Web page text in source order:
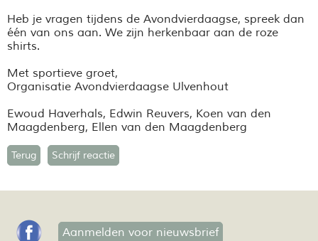
Heb je vragen tijdens de Avondvierdaagse, spreek dan
één van ons aan. We zijn herkenbaar aan de roze
shirts.
Met sportieve groet,
Organisatie Avondvierdaagse Ulvenhout
Ewoud Haverhals, Edwin Reuvers, Koen van den
Maagdenberg, Ellen van den Maagdenberg
Terug Schrijf reactie
Aanmelden voor nieuwsbrief